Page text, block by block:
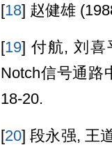
[18] 赵健雄
[19] 付航, 刘喜
Notch信号通路
18-20.
[20] 段永强, 王